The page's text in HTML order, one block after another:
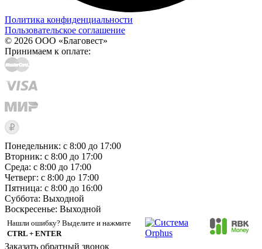
Политика конфиденциальности
Пользовательское соглашение
© 2026 ООО «Благовест»
Принимаем к оплате:
Понедельник: с 8:00 до 17:00
Вторник: с 8:00 до 17:00
Среда: с 8:00 до 17:00
Четверг: с 8:00 до 17:00
Пятница: с 8:00 до 16:00
Суббота: Выходной
Воскресенье: Выходной
Нашли ошибку? Выделите и нажмите
CTRL + ENTER
Заказать обратный звонок